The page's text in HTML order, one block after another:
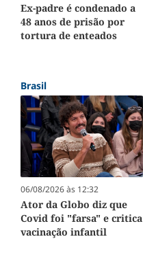
Ex-padre é condenado a
48 anos de prisão por
tortura de enteados
Brasil
06/08/2026 às 12:32
Ator da Globo diz que
Covid foi "farsa" e critica
vacinação infantil